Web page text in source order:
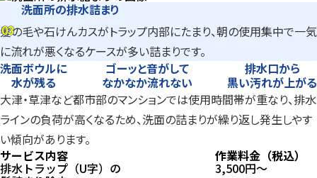
03
洗面所の排水詰まり
髪の毛や石けんカスがトラップ内部にたまり、朝の使用集中で一気
に流れが悪くなるケースが多い詰まりです。
洗面ボウルに
水が残る
ゴーッと音がして
なかなか流れない
排水口から
黒い汚れが上がる
大津・草津など都市部のマンションでは使用時間帯が重なり、排水
ラインの負荷が高くなるため、洗面の詰まりが繰り返し発生しやす
い傾向があります。
サービス内容
作業料金（税込）
排水トラップ（U字）の 3,500円〜